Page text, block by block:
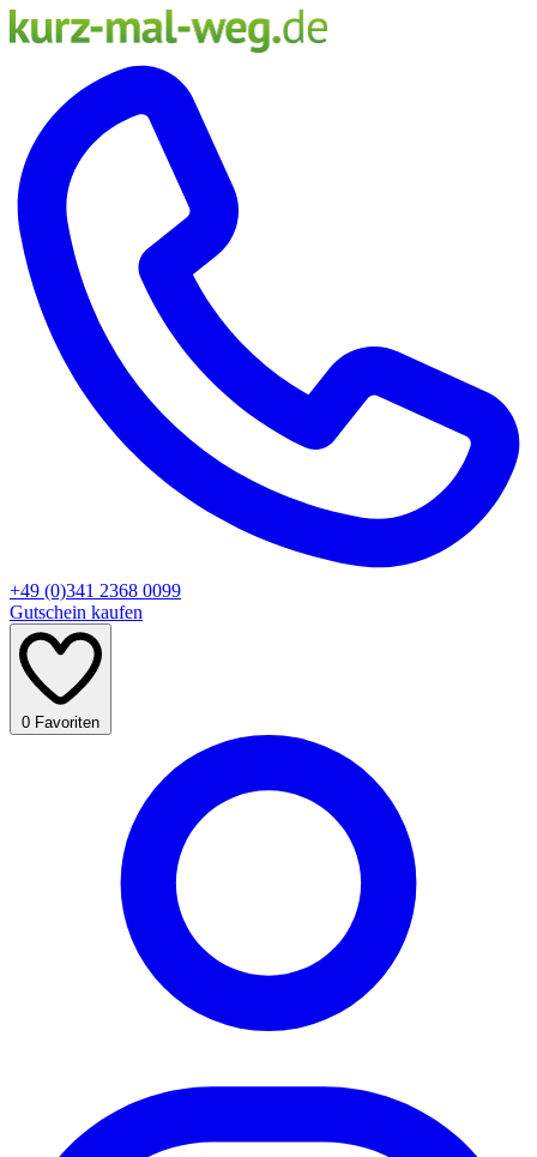
+49 (0)341 2368 0099
Gutschein kaufen
0 Favoriten